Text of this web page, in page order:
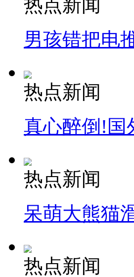
热点新闻
男孩错把电
热点新闻
真心醉倒!国
热点新闻
呆萌大熊猫
热点新闻